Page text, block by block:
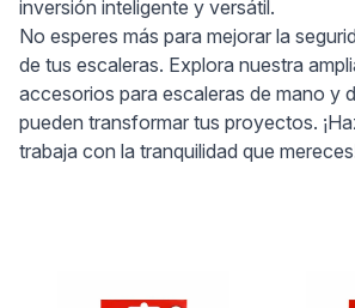
inversión inteligente y versátil.
No esperes más para mejorar la
de tus escaleras. Explora nuestra
accesorios para escaleras de mano y
pueden transformar tus proyectos.
trabaja con la tranquilidad que